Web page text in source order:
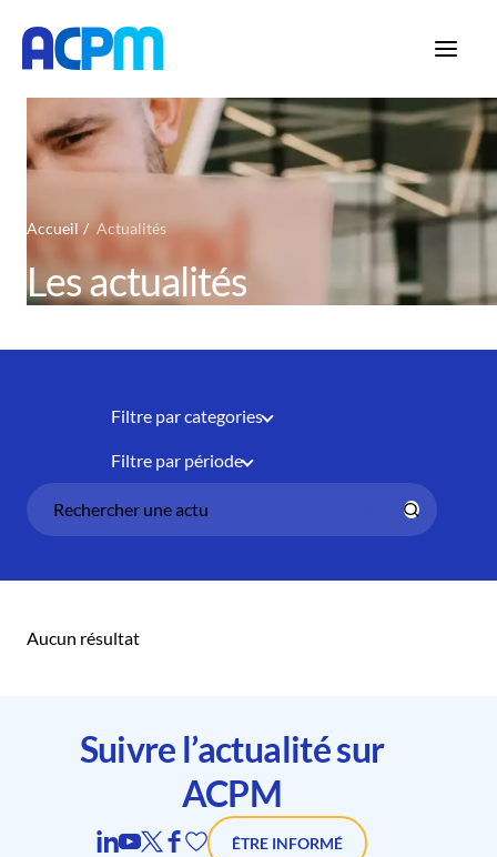
Accueil Actualités
Les actualités
Filtre par categories
Filtre par période
Aucun résultat
Suivre l’actualité sur
ACPM
ÊTRE INFORMÉ